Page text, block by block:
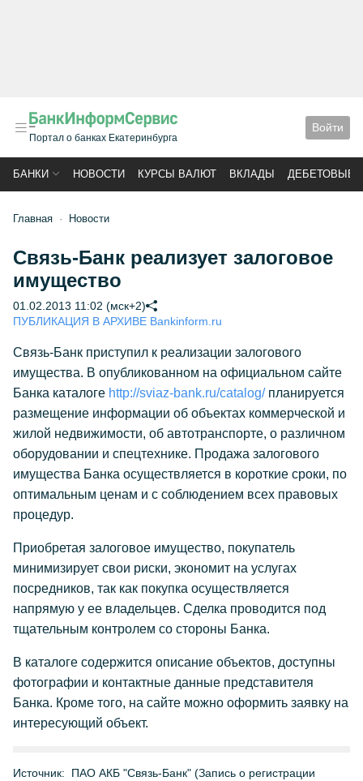
Портал о банках Екатеринбурга
Войти
БАНКИ НОВОСТИ КУРСЫ ВАЛЮТ ВКЛАДЫ ДЕБЕТОВЫЕ
Главная Новости
Связь-Банк реализует залоговое
имущество
01.02.2013 11:02 (мск+2)
ПУБЛИКАЦИЯ В АРХИВЕ Bankinform.ru
Связь-Банк приступил к реализации залогового
имущества. В опубликованном на официальном сайте
Банка каталоге http://sviaz-bank.ru/catalog/планируется
размещение информации об объектах коммерческой и
жилой недвижимости, об автотранспорте, о различном
оборудовании и спецтехнике. Продажа залогового
имущества Банка осуществляется в короткие сроки, по
оптимальным ценам и с соблюдением всех правовых
процедур.
Приобретая залоговое имущество, покупатель
минимизирует свои риски, экономит на услугах
посредников, так как покупка осуществляется
напрямую у ее владельцев. Сделка проводится под
тщательным контролем со стороны Банка.
В каталоге содержится описание объектов, доступны
фотографии и контактные данные представителя
Банка. Кроме того, на сайте можно оформить заявку на
интересующий объект.
Источник:
ПАО АКБ "Связь-Банк" (Запись о регистрации